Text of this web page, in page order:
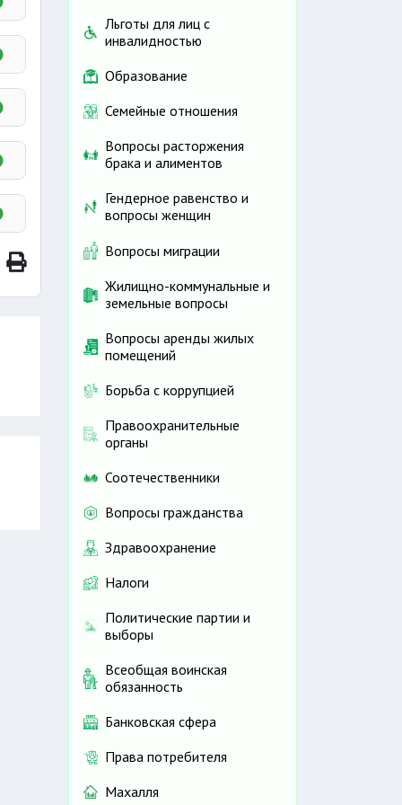
Льготы для лиц с
инвалидностью
Образование
Семейные отношения
Вопросы расторжения
брака и алиментов
Гендерное равенство и
вопросы женщин
Вопросы миграции
Жилищно-коммунальные и
земельные вопросы
Вопросы аренды жилых
помещений
Борьба с коррупцией
Правоохранительные
органы
Соотечественники
Вопросы гражданства
Здравоохранение
Налоги
Политические партии и
выборы
Всеобщая воинская
обязанность
Банковская сфера
Права потребителя
Махалля